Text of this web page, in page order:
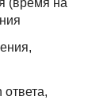
(время на